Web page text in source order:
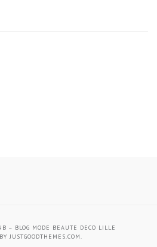
– BLOG MODE BEAUTE DECO LILLE
JUSTGOODTHEMES.COM.